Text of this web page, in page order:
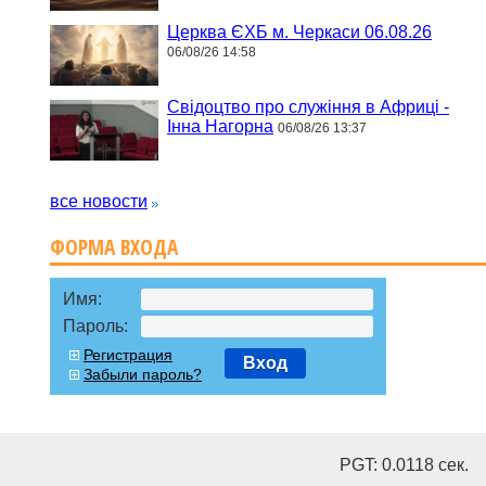
Церква ЄХБ м. Черкаси 06.08.26
06/08/26 14:58
Свідоцтво про служіння в Африці -
Інна Нагорна 06/08/26 13:37
все новости
ФОРМА ВХОДА
Имя:
Пароль:
Регистрация
Забыли пароль?
Вход
PGT: 0.0118 cек.